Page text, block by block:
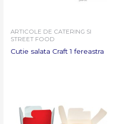
ARTICOLE DE CATERING SI
STREET FOOD
Cutie salata Craft 1 fereastra